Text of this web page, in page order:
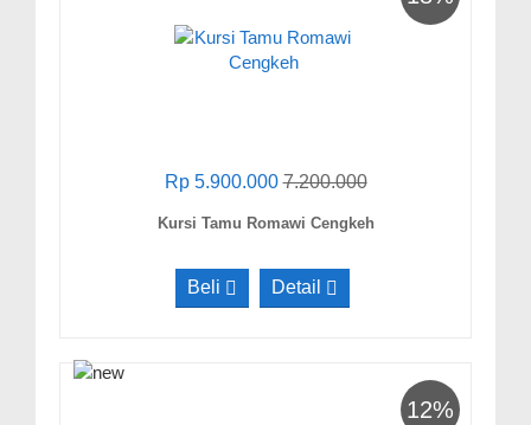
Rp 5.900.0007.200.000
Kursi Tamu Romawi Cengkeh
Beli Detail
12%